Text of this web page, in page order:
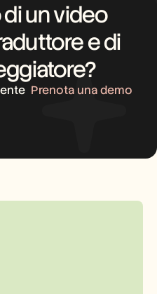
un video
e di
Prenota una demo